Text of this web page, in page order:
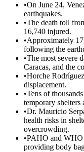
•On June 24,
earthquakes.
•The death toll
16,740 injured.
•Approximately
following the
•The most severe
Caracas, and the
•Horche
displacement.
•Tens of
temporary shelters
•Dr. Mauricio
health risks in
overcrowding.
•PAHO and WHO
providing body